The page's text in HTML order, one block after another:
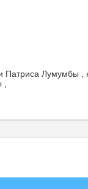
Патриса Лумумбы